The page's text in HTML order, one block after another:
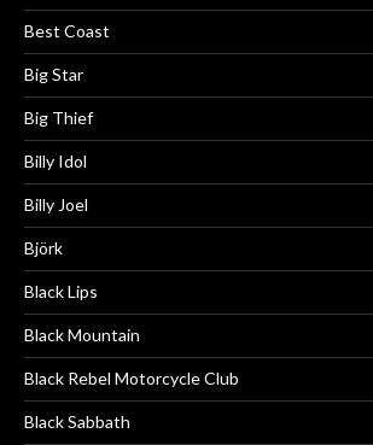
Best Coast
Big Star
Big Thief
Billy Idol
Billy Joel
Björk
Black Lips
Black Mountain
Black Rebel Motorcycle Club
Black Sabbath